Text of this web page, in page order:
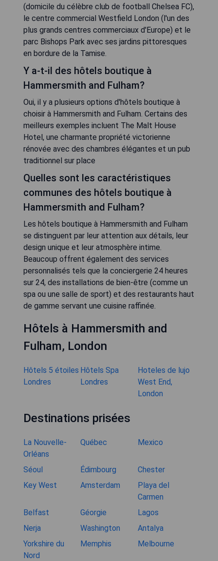
(domicile du célèbre club de football Chelsea FC),
le centre commercial Westfield London (l'un des
plus grands centres commerciaux d'Europe) et le
parc Bishops Park avec ses jardins pittoresques
en bordure de la Tamise.
Y a-t-il des hôtels boutique à
Hammersmith and Fulham?
Oui, il y a plusieurs options d'hôtels boutique à
choisir à Hammersmith and Fulham. Certains des
meilleurs exemples incluent The Malt House
Hotel, une charmante propriété victorienne
rénovée avec des chambres élégantes et un pub
traditionnel sur place
Quelles sont les caractéristiques
communes des hôtels boutique à
Hammersmith and Fulham?
Les hôtels boutique à Hammersmith and Fulham
se distinguent par leur attention aux détails, leur
design unique et leur atmosphère intime.
Beaucoup offrent également des services
personnalisés tels que la conciergerie 24 heures
sur 24, des installations de bien-être (comme un
spa ou une salle de sport) et des restaurants haut
de gamme servant une cuisine raffinée.
Hôtels à Hammersmith and
Fulham, London
Hôtels 5 étoiles
Londres
Hôtels Spa
Londres
Hoteles de lujo
West End,
London
Destinations prisées
La Nouvelle-
Orléans
Québec Mexico
Séoul Édimbourg
Chester
Key West
Amsterdam
Playa del
Carmen
Belfast
Géorgie
Lagos
Nerja
Washington
Antalya
Yorkshire du
Nord
Memphis Melbourne